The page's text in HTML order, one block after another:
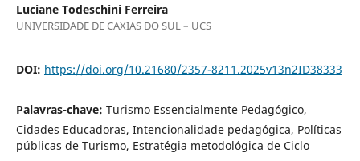
Luciane Todeschini Ferreira
UNIVERSIDADE DE CAXIAS DO SUL – UCS
DOI: https://doi.org/10.21680/2357-8211.2025v13n2ID38333
Palavras-chave: Turismo Essencialmente Pedagógico,
Cidades Educadoras, Intencionalidade pedagógica, Políticas
públicas de Turismo, Estratégia metodológica de Ciclo